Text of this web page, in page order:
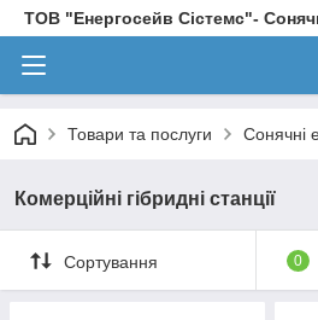
ТОВ "Енергосейв Сістемс"-
Товари та послуги Сонячні
Комерційні гібридні станції
Сортування 0